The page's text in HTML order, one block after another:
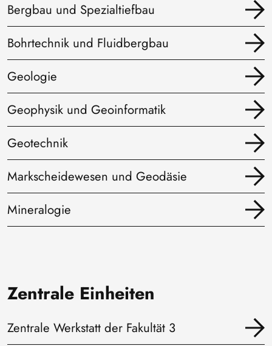
Bergbau und Spezialtiefbau
Bohrtechnik und Fluidbergbau
Geologie
Geophysik und Geoinformatik
Geotechnik
Markscheidewesen und Geodäsie
Mineralogie
Zentrale Einheiten
Zentrale Werkstatt der Fakultät 3